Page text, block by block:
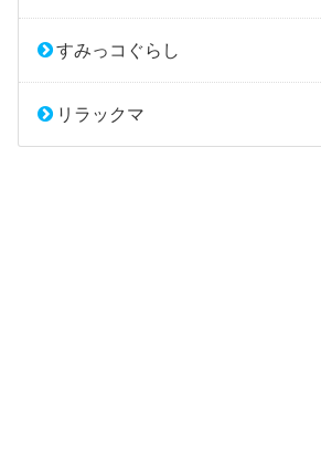
すみっコぐらし
リラックマ